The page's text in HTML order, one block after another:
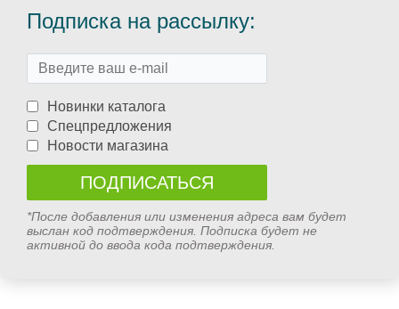
Подписка на рассылку:
Новинки каталога
Спецпредложения
Новости магазина
*После добавления или изменения адреса вам будет
выслан код подтверждения. Подписка будет не
активной до ввода кода подтверждения.